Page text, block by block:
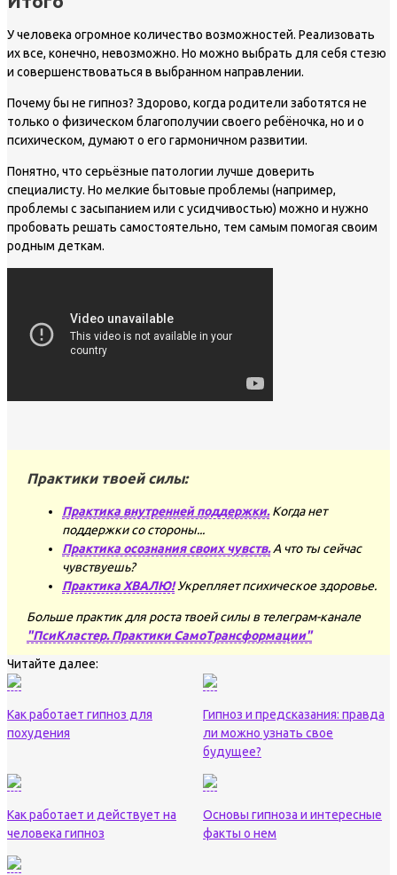
У человека огромное количество возможностей. Реализовать
их все, конечно, невозможно. Но можно выбрать для себя стезю
и совершенствоваться в выбранном направлении.
Почему бы не гипноз? Здорово, когда родители заботятся не
только о физическом благополучии своего ребёночка, но и о
психическом, думают о его гармоничном развитии.
Понятно, что серьёзные патологии лучше доверить
специалисту. Но мелкие бытовые проблемы (например,
проблемы с засыпанием или с усидчивостью) можно и нужно
пробовать решать самостоятельно, тем самым помогая своим
родным деткам.
Практики твоей силы:
Практика внутренней поддержки.Когда нет
поддержки со стороны...
Практика осознания своих чувств.А что ты сейчас
чувствуешь?
Практика ХВАЛЮ! Укрепляет психическое здоровье.
Больше практик для роста твоей силы в телеграм-канале
"ПсиКластер. Практики СамоТрансформации"
Читайте далее:
Как работает гипноз для
похудения
Гипноз и предсказания: правда
ли можно узнать свое
будущее?
Как работает и действует на
человека гипноз
Основы гипноза и интересные
факты о нем